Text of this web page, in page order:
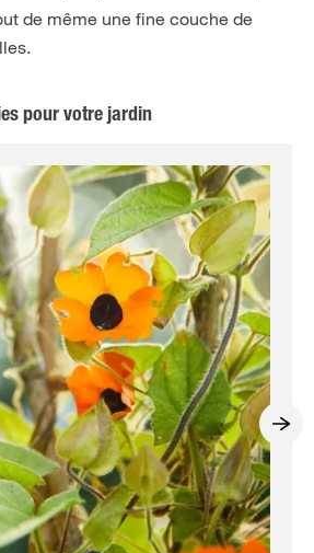
de même une fine couche de
pour votre jardin